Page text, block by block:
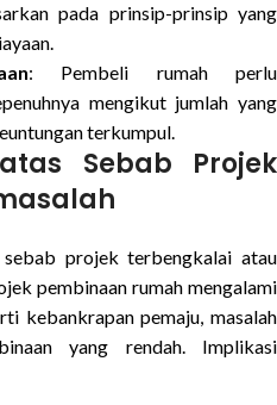
pada prinsip-prinsip yang
: Pembeli rumah perlu
mengikut jumlah yang
terkumpul.
Sebab Projek
projek terbengkalai atau
pembinaan rumah mengalami
kebankrapan pemaju, masalah
yang rendah. Implikasi